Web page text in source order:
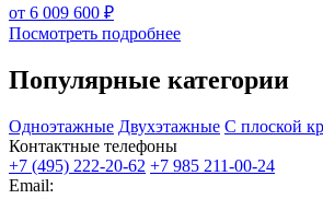
от 6 009 600 ₽
Посмотреть подробнее
Популярные категории
Одноэтажные Двухэтажные С плоской
Контактные телефоны
+7 (495) 222-20-62 +7 985 211-00-24
Email: